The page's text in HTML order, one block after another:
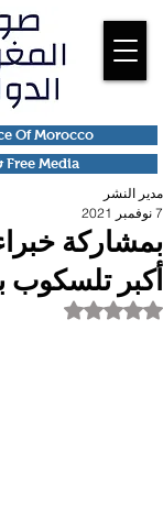
Free Media
Of Morocco
بمشاركة
أكبر تلسكوب
مدير النشر
7 نوفمبر 2021
تم التقييم بـ ليس